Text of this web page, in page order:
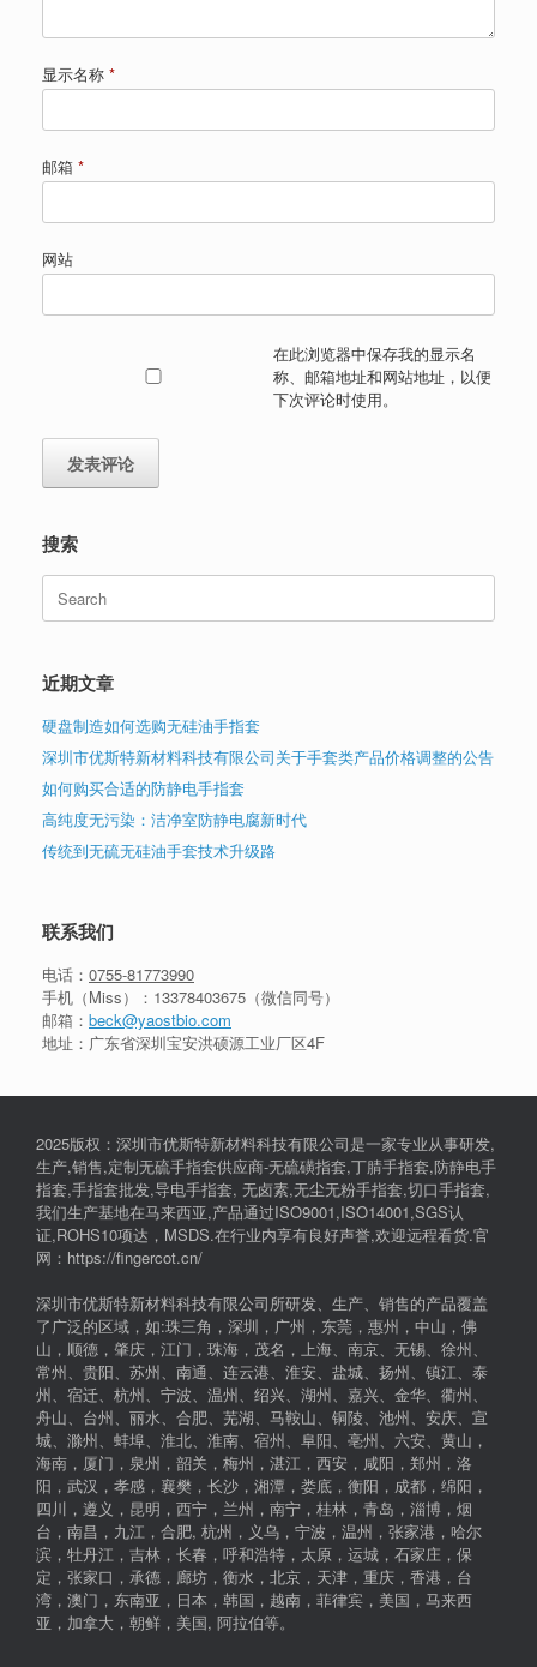
显示名称 *
邮箱 *
网站
在此浏览器中保存我的显示名
称、邮箱地址和网站地址，以便
下次评论时使用。
搜索
Search
for:
近期文章
硬盘制造如何选购无硅油手指套
深圳市优斯特新材料科技有限公司关于手套类产品价格调整的公告
如何购买合适的防静电手指套
高纯度无污染：洁净室防静电腐新时代
传统到无硫无硅油手套技术升级路
联系我们
电话： 0755-81773990
手机（Miss）： 13378403675 （微信同号）
邮箱： beck@yaostbio.com
地址：广东省深圳宝安洪硕源工业厂区4F
2025版权：深圳市优斯特新材料科技有限公司是一家专业从事研发,
生产,销售,定制无硫手指套供应商-无硫磺指套,丁腈手指套,防静电手
指套,手指套批发,导电手指套, 无卤素,无尘无粉手指套,切口手指套,
我们生产基地在马来西亚,产品通过ISO9001,ISO14001,SGS认
证,ROHS10项达，MSDS.在行业内享有良好声誉,欢迎远程看货.官
网：https://fingercot.cn/
深圳市优斯特新材料科技有限公司所研发、生产、销售的产品覆盖
了广泛的区域，如:珠三角，深圳，广州，东莞，惠州，中山，佛
山，顺德，肇庆，江门，珠海，茂名，上海、南京、无锡、徐州、
常州、贵阳、苏州、南通、连云港、淮安、盐城、扬州、镇江、泰
州、宿迁、杭州、宁波、温州、绍兴、湖州、嘉兴、金华、衢州、
舟山、台州、丽水、合肥、芜湖、马鞍山、铜陵、池州、安庆、宣
城、滁州、蚌埠、淮北、淮南、宿州、阜阳、亳州、六安、黄山，
海南，厦门，泉州，韶关，梅州，湛江，西安，咸阳，郑州，洛
阳，武汉，孝感，襄樊，长沙，湘潭，娄底，衡阳，成都，绵阳，
四川，遵义，昆明，西宁，兰州，南宁，桂林，青岛，淄博，烟
台，南昌，九江，合肥, 杭州，义乌，宁波，温州，张家港，哈尔
滨，牡丹江，吉林，长春，呼和浩特，太原，运城，石家庄，保
定，张家口，承德，廊坊，衡水，北京，天津，重庆，香港，台
湾，澳门，东南亚，日本，韩国，越南，菲律宾，美国，马来西
亚，加拿大，朝鲜，美国, 阿拉伯等。